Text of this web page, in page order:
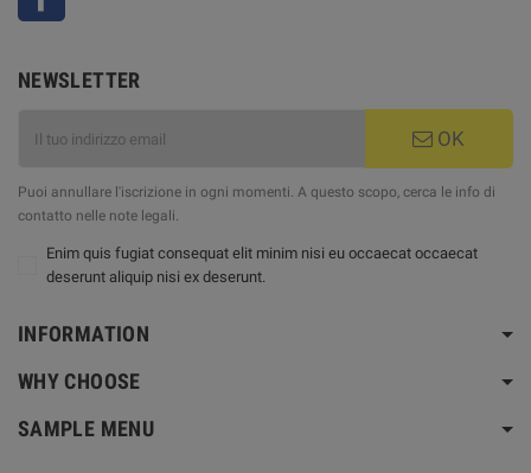
NEWSLETTER
OK
Puoi annullare l'iscrizione in ogni momenti. A questo scopo, cerca le info di
contatto nelle note legali.
Enim quis fugiat consequat elit minim nisi eu occaecat occaecat
deserunt aliquip nisi ex deserunt.
INFORMATION
WHY CHOOSE
SAMPLE MENU